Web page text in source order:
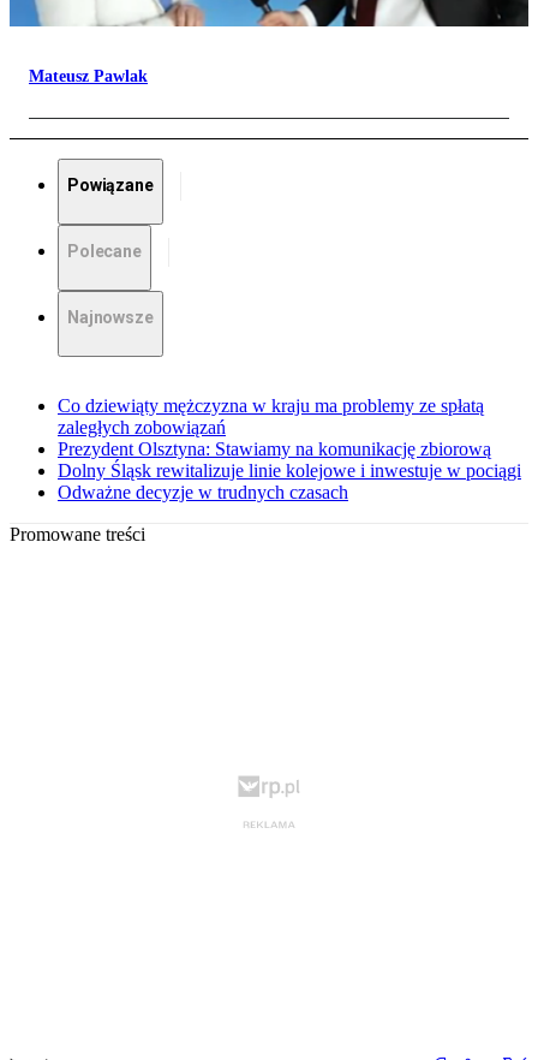
Mateusz Pawlak
Powiązane
Polecane
Najnowsze
Co dziewiąty mężczyzna w kraju ma problemy ze spłatą
zaległych zobowiązań
Prezydent Olsztyna: Stawiamy na komunikację zbiorową
Dolny Śląsk rewitalizuje linie kolejowe i inwestuje w pociągi
Odważne decyzje w trudnych czasach
Promowane treści